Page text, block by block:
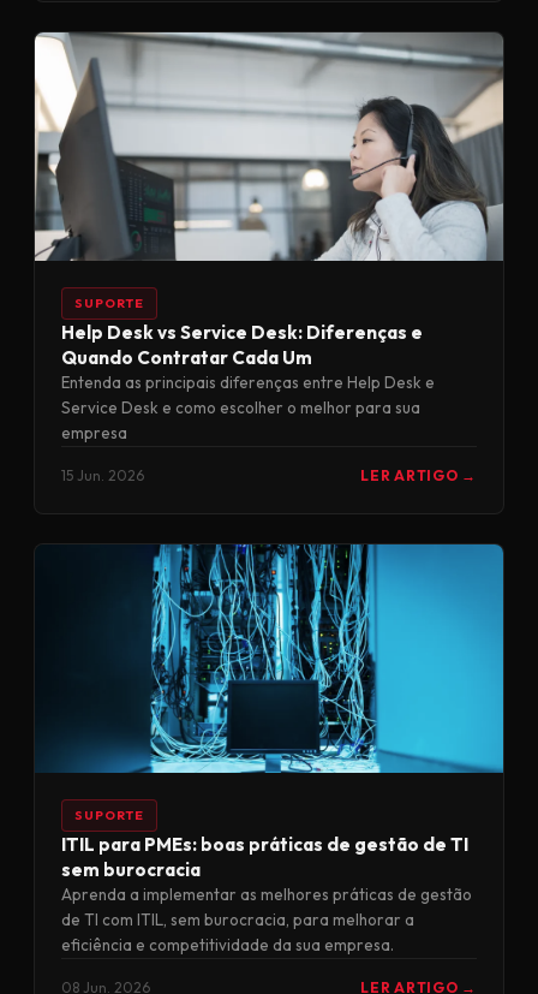
SUPORTE
Help Desk vs Service Desk: Diferenças e
Quando Contratar Cada Um
Entenda as principais diferenças entre Help Desk e
Service Desk e como escolher o melhor para sua
empresa
15 Jun. 2026 LER ARTIGO →
SUPORTE
ITIL para PMEs: boas práticas de gestão de TI
sem burocracia
Aprenda a implementar as melhores práticas de gestão
de TI com ITIL, sem burocracia, para melhorar a
eficiência e competitividade da sua empresa.
08 Jun. 2026 LER ARTIGO →